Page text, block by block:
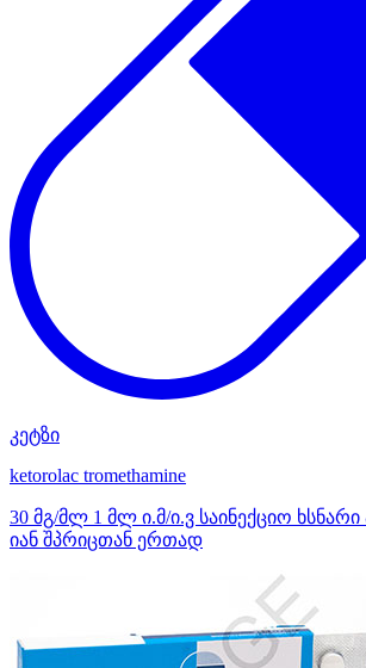
კეტზი
ketorolac tromethamine
30 მგ/მლ 1 მლ ი.მ/ი.ვ საინექციო
იან შპრიცთან ერთად